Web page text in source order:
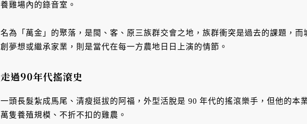
養雞場內的錄音室。
名為「萬金」的聚落，是閩、客、原三族群交會之地，族群衝突是過去的課題，而
創夢想或繼承家業，則是當代在每一方農地日日上演的情節。
走過90年代搖滾史
一頭長髮紮成馬尾、清瘦挺拔的阿福，外型活脫是 90 年代的搖滾樂手，但他的本
萬隻養殖規模、不折不扣的雞農。